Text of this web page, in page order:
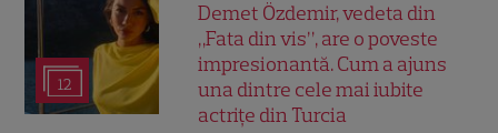
12
Demet Özdemir, vedeta din
„Fata din vis”, are o poveste
impresionantă. Cum a ajuns
una dintre cele mai iubite
actrițe din Turcia